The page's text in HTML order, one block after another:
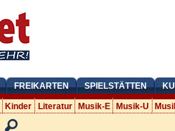
FREIKARTEN SPIELSTÄTTEN
Kinder Literatur Musik-E Musik-U